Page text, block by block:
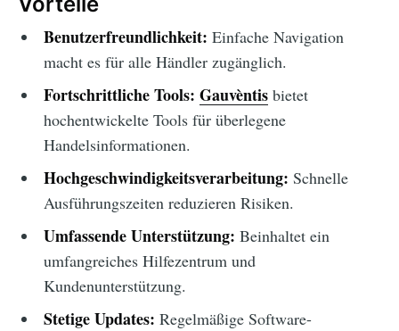
Benutzerfreundlichkeit: Einfache Navigation
macht es für alle Händler zugänglich.
Fortschrittliche Tools: Gauvèntisbietet
hochentwickelte Tools für überlegene
Handelsinformationen.
Hochgeschwindigkeitsverarbeitung: Schnelle
Ausführungszeiten reduzieren Risiken.
Umfassende Unterstützung: Beinhaltet ein
umfangreiches Hilfezentrum und
Kundenunterstützung.
Stetige Updates: Regelmäßige Software-